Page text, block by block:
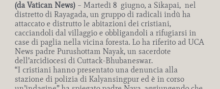
(da Vatican News) – Martedì 8 giugno, a Sikapai, nel
distretto di Rayagada, un gruppo di radicali indù ha
attaccato e distrutto le abitazioni dei cristiani,
cacciandoli dal villaggio e obbligandoli a rifugiarsi in
case di paglia nella vicina foresta. Lo ha riferito ad UCA
News padre Purushottam Nayak, un sacerdote
dell’arcidiocesi di Cuttack-Bhubaneswar.
“I cristiani hanno presentato una denuncia alla
stazione di polizia di Kalyansingpur ed è in corso